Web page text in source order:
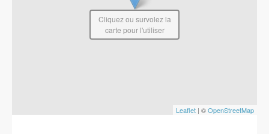
Leaflet | ©OpenStreetMap
Cliquez ou survolez la
carte pour l'utiliser